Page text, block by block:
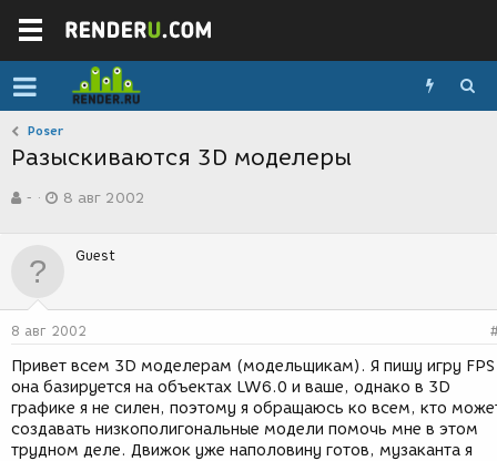
Poser
Разыскиваются 3D моделеры
в
р
-
а
д
н
и
я
8 авг 2002
Guest
8 авг 2002
Привет всем 3D моделерам (модельщикам). Я пишу игру FPS
она базируется на объектах LW6.0 и ваше, однако в 3D
графике я не силен, поэтому я обращаюсь ко всем, кто
создавать низкополигональные модели помочь мне в этом
трудном деле. Движок уже наполовину готов, музаканта я